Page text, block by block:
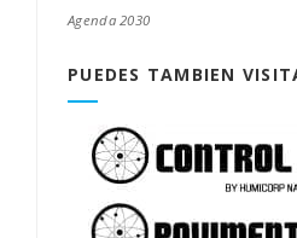
Agenda 2030
PUEDES TAMBIEN